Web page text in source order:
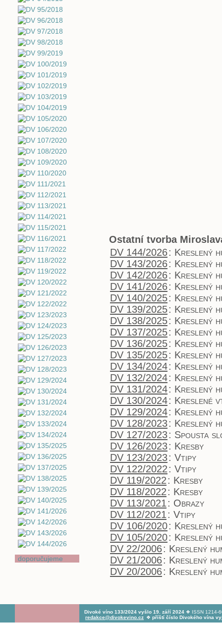
doporučujeme
Ostatní tvorba
DV 144/2026: Kreslený
DV 143/2026: Kreslený
DV 142/2026: Kreslený
DV 141/2026: Kreslený
DV 140/2025: Kreslený
DV 139/2025: Kreslený
DV 138/2025: Kreslený
DV 137/2025: Kreslený
DV 136/2025: Kreslený
DV 135/2025: Kreslený
DV 134/2024: Kreslený
DV 132/2024: Kreslený
DV 131/2024: Kreslený
DV 130/2024: Kreslené
DV 129/2024: Kreslený
DV 128/2023: Kreslený
DV 127/2023: Spousta
DV 126/2023: Kresby
DV 123/2023: Vtipy
DV 122/2022: Vtipy
DV 119/2022: Kresby
DV 118/2022: Kresby
DV 113/2021: Obrazy
DV 112/2021: Vtipy
DV 106/2020: Kreslený
DV 105/2020: Kreslený
DV 22/2006: Kreslený
DV 21/2006: Kreslený
DV 20/2006: Kreslený
Divoké víno 133/2024 vyšlo 19. září 2024 ❖ ISSN 1214-
redakce@divokevino.cz ❖ příští číslo Divokého vína